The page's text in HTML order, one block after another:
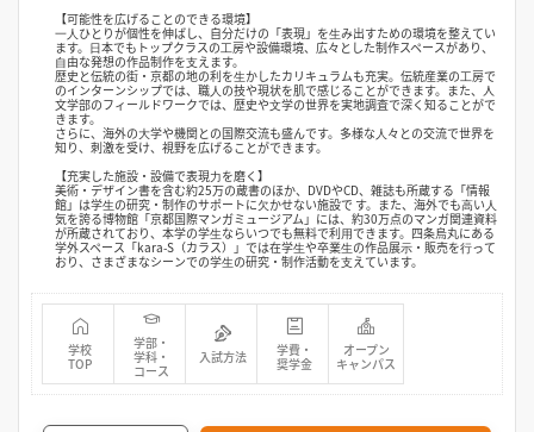
【可能性を広げることのできる環境】
⼀⼈ひとりが個性を伸ばし、自分だけの「表現」を⽣み出すための環境を整えてい
ます。⽇本でもトップクラスの⼯房や設備環境、広々とした制作スペースがあり、
⾃由な発想の作品制作を⽀えます。
歴史と伝統の街・京都の地の利を⽣かしたカリキュラムも充実。伝統産業の⼯房で
のインターンシップでは、職⼈の技や現状を肌で感じることができます。また、人
文学部のフィールドワークでは、歴史や⽂学の世界を実地調査で深く知ることがで
きます。
さらに、海外の⼤学や機関との国際交流も盛んです。多様な⼈々との交流で世界を
知り、刺激を受け、視野を広げることができます。
【充実した施設・設備で表現⼒を磨く】
美術・デザイン書を含む約25万の蔵書のほか、DVDやCD、雑誌も所蔵する「情報
館」は学⽣の研究・制作のサポートに⽋かせない施設で す。また、海外でも⾼い⼈
気を誇る博物館「京都国際マンガミュージアム」には、約30万点のマンガ関連資料
が所蔵されており、本学の学⽣ならいつでも無料で利⽤できます。四条烏丸にある
学外スペース「kara-S（カラス）」では在学⽣や卒業⽣の作品展⽰・販売を⾏って
おり、さまざまなシーンでの学⽣の研究・制作活動を⽀えています。
学校
TOP
学部・
学科・
コース
入試方法
学費・
奨学金
オープン
キャンパス